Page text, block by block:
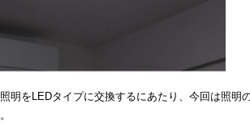
明をLEDタイプに交換するにあたり、今回は照明